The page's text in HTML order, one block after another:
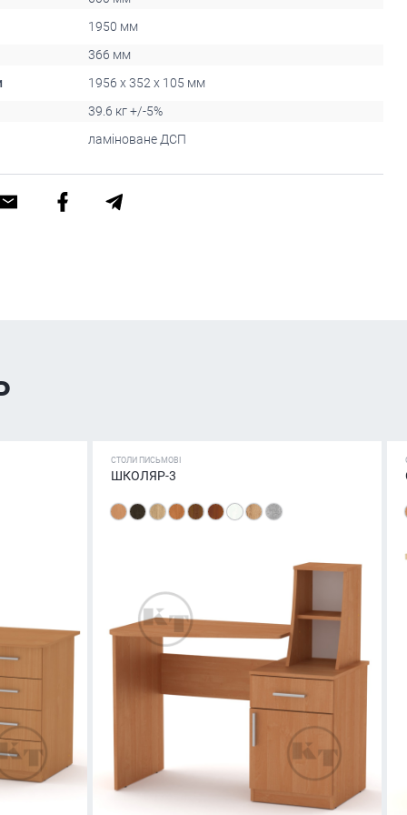
1950 мм
366 мм
1956 x 352 x 105 мм
39.6 кг +/-5%
ламіноване ДСП
СТОЛИ ПИСЬМОВІ
ШКОЛЯР-3